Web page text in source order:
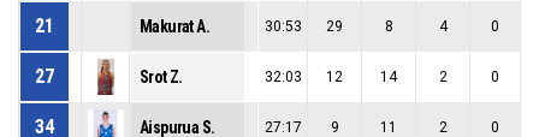
21 Makurat A. 30:53 29 8 4 0
27 Srot Z. 32:03 12 14 2 0
34 Aispurua S. 27:17 9 11 2 0